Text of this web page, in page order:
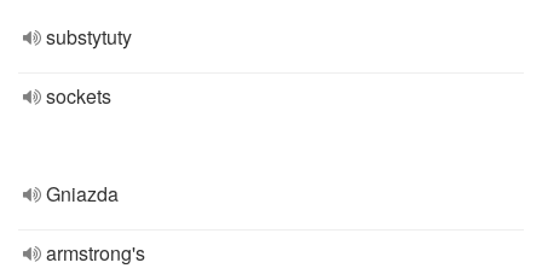
substytuty
sockets
Gniazda
armstrong's